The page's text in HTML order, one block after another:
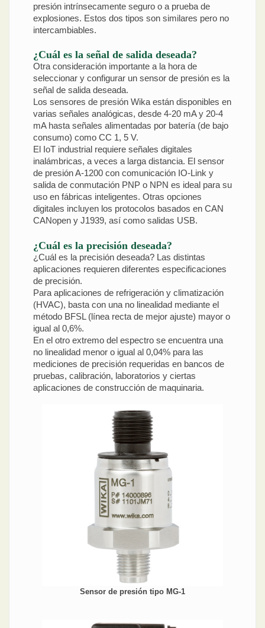
presión intrínsecamente seguro o a prueba de
explosiones. Estos dos tipos son similares pero no
intercambiables.
¿Cuál es la señal de salida deseada?
Otra consideración importante a la hora de
seleccionar y configurar un sensor de presión es la
señal de salida deseada.
Los sensores de presión Wika están disponibles en
varias señales analógicas, desde 4-20 mA y 20-4
mA hasta señales alimentadas por batería (de bajo
consumo) como CC 1, 5 V.
El IoT industrial requiere señales digitales
inalámbricas, a veces a larga distancia. El sensor
de presión A-1200 con comunicación IO-Link y
salida de conmutación PNP o NPN es ideal para su
uso en fábricas inteligentes. Otras opciones
digitales incluyen los protocolos basados en CAN
CANopen y J1939, así como salidas USB.
¿Cuál es la precisión deseada?
¿Cuál es la precisión deseada? Las distintas
aplicaciones requieren diferentes especificaciones
de precisión.
Para aplicaciones de refrigeración y climatización
(HVAC), basta con una no linealidad mediante el
método BFSL (línea recta de mejor ajuste) mayor o
igual al 0,6%.
En el otro extremo del espectro se encuentra una
no linealidad menor o igual al 0,04% para las
mediciones de precisión requeridas en bancos de
pruebas, calibración, laboratorios y ciertas
aplicaciones de construcción de maquinaria.
Sensor de presión tipo MG-1